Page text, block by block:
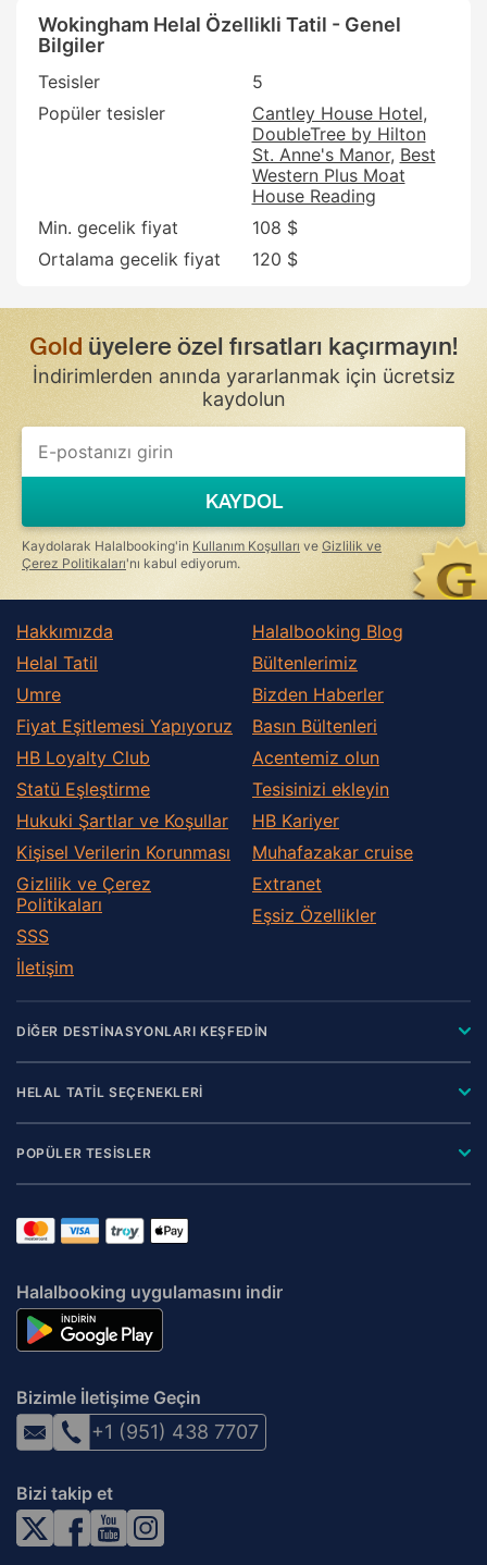
Wokingham Helal Özellikli Tatil - Genel
Bilgiler
Tesisler
5
Popüler tesisler
Cantley House Hotel
DoubleTree by Hilton
St. Anne's Manor Best
Western Plus Moat
House Reading
Min. gecelik fiyat
108 $
Ortalama gecelik fiyat
120 $
Goldüyelere özel fırsatları kaçırmayın!
İndirimlerden anında yararlanmak için ücretsiz
kaydolun
KAYDOL
Kaydolarak Halalbooking'in Kullanım Koşulları ve Gizlilik ve
Çerez Politikaları'nı kabul ediyorum.
Hakkımızda
Helal Tatil
Umre
Fiyat Eşitlemesi Yapıyoruz
HB Loyalty Club
Statü Eşleştirme
Hukuki Şartlar ve Koşullar
Kişisel Verilerin Korunması
Gizlilik ve Çerez
Politikaları
SSS
İletişim
Halalbooking Blog
Bültenlerimiz
Bizden Haberler
Basın Bültenleri
Acentemiz olun
Tesisinizi ekleyin
HB Kariyer
Muhafazakar сruise
Extranet
Eşsiz Özellikler
DİĞER DESTİNASYONLARI KEŞFEDİN
HELAL TATİL SEÇENEKLERİ
POPÜLER TESİSLER
Halalbooking uygulamasını indir
Bizimle İletişime Geçin
+1 (951) 438 7707
Bizi takip et